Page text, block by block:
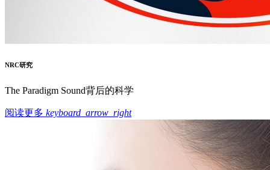
NRC研究
The Paradigm Sound背后的科学
阅读更多 keyboard_arrow_right